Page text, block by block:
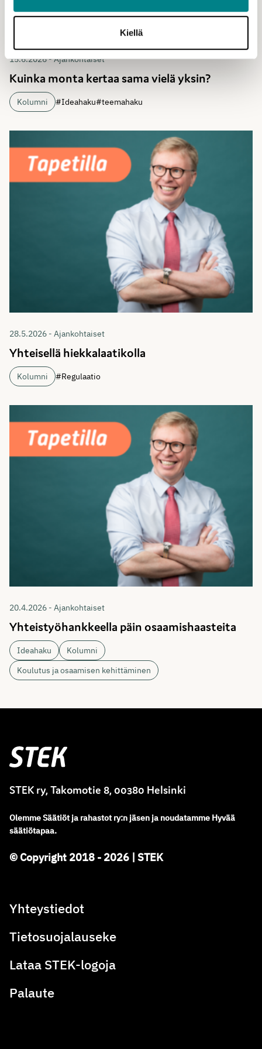
Kiellä
15.6.2026 - Ajankohtaiset
Kuinka monta kertaa sama vielä yksin?
Kolumni #Ideahaku#teemahaku
28.5.2026 - Ajankohtaiset
Yhteisellä hiekkalaatikolla
Kolumni #Regulaatio
20.4.2026 - Ajankohtaiset
Yhteistyöhankkeella päin osaamishaasteita
Ideahaku
Kolumni
Koulutus ja osaamisen kehittäminen
Stek
STEK ry, Takomotie 8, 00380 Helsinki
OlemmeSäätiöt ja rahastot ry:n jäsen ja noudatamme Hyvää
säätiötapaa.
© Copyright 2018 - 2026 | STEK
Yhteystiedot
Tietosuojalauseke
Lataa STEK-logoja
Palaute